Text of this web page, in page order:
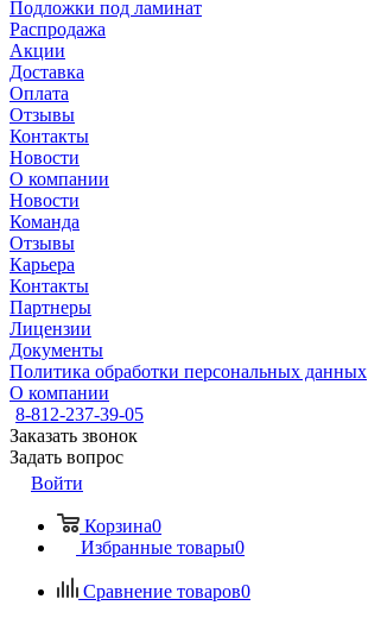
Подложки под ламинат
Распродажа
Акции
Доставка
Оплата
Отзывы
Контакты
Новости
О компании
Новости
Команда
Отзывы
Карьера
Контакты
Партнеры
Лицензии
Документы
Политика обработки персональных данных
О компании
8-812-237-39-05
Заказать звонок
Задать вопрос
Войти
Корзина0
Избранные товары0
Сравнение товаров0